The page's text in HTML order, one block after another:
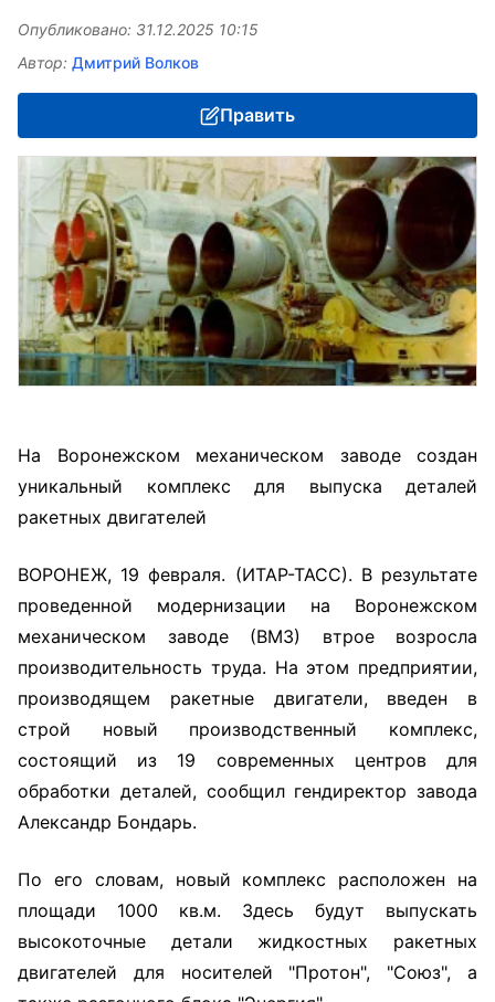
Опубликовано: 31.12.2025 10:15
Автор: Дмитрий Волков
Править
На Воронежском механическом заводе создан
уникальный комплекс для выпуска деталей
ракетных двигателей
ВОРОНЕЖ, 19 февраля. (ИТАР-ТАСС). В результате
проведенной модернизации на Воронежском
механическом заводе (ВМЗ) втрое возросла
производительность труда. На этом предприятии,
производящем ракетные двигатели, введен в
строй новый производственный комплекс,
состоящий из 19 современных центров для
обработки деталей, сообщил гендиректор завода
Александр Бондарь.
По его словам, новый комплекс расположен на
площади 1000 кв.м. Здесь будут выпускать
высокоточные детали жидкостных ракетных
двигателей для носителей "Протон", "Союз", а